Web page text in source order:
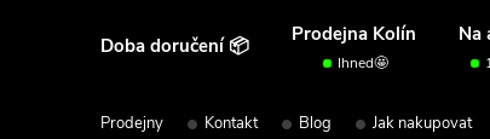
Doba doručení 📦 Prodejna Kolín Na
Ihned🤩
Prodejny Kontakt Blog Jak nakupovat